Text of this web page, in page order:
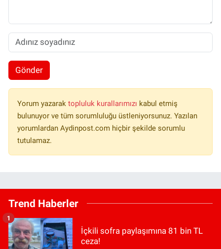
Gönder
Yorum yazarak topluluk kurallarımızı kabul etmiş
bulunuyor ve tüm sorumluluğu üstleniyorsunuz. Yazılan
yorumlardan Aydinpost.com hiçbir şekilde sorumlu
tutulamaz.
Trend Haberler
İçkili sofra paylaşımına 81 bin TL
ceza!
1